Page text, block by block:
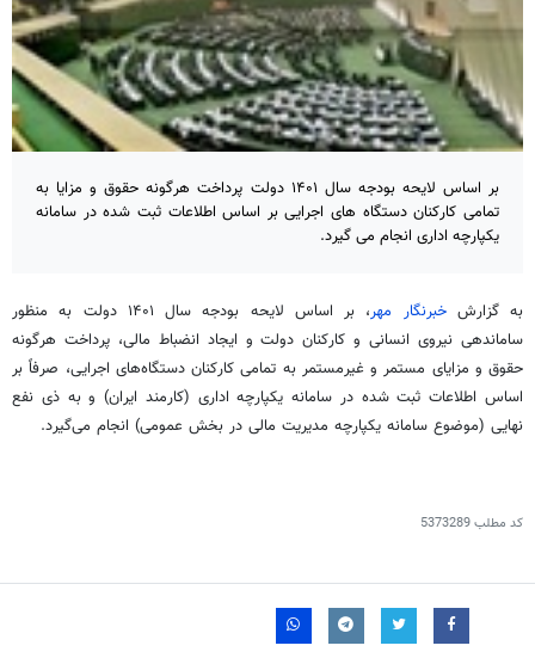
بر اساس لایحه بودجه سال ۱۴۰۱ دولت پرداخت هرگونه حقوق و مزایا به
تمامی کارکنان دستگاه های اجرایی بر اساس اطلاعات ثبت شده در سامانه
یکپارچه اداری انجام می گیرد.
به گزارشخبرنگار مهر
، بر اساس لایحه بودجه سال ۱۴۰۱ دولت به منظور
ساماندهی نیروی انسانی و کارکنان دولت و ایجاد انضباط مالی، پرداخت هرگونه
حقوق و مزایای مستمر و غیرمستمر به تمامی کارکنان دستگاه‌های اجرایی، صرفاً بر
اساس اطلاعات ثبت شده در سامانه یکپارچه اداری (کارمند ایران) و بهذی نفع
نهایی (موضوع سامانه یکپارچه مدیریت مالی در بخش عمومی) انجام می‌گیرد.
کد مطلب5373289